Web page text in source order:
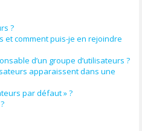
?
et comment puis-je en rejoindre
d’un groupe d’utilisateurs ?
apparaissent dans une
par défaut » ?